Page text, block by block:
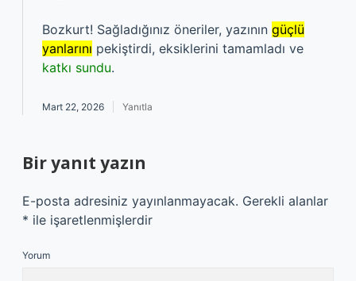
Bozkurt! Sağladığınız öneriler, yazının güçlü
yanlarını pekiştirdi, eksiklerini tamamladı ve
katkı sundu.
Mart 22, 2026 Yanıtla
Bir yanıt yazın
E-posta adresiniz yayınlanmayacak. Gerekli alanlar
* ile işaretlenmişlerdir
Yorum